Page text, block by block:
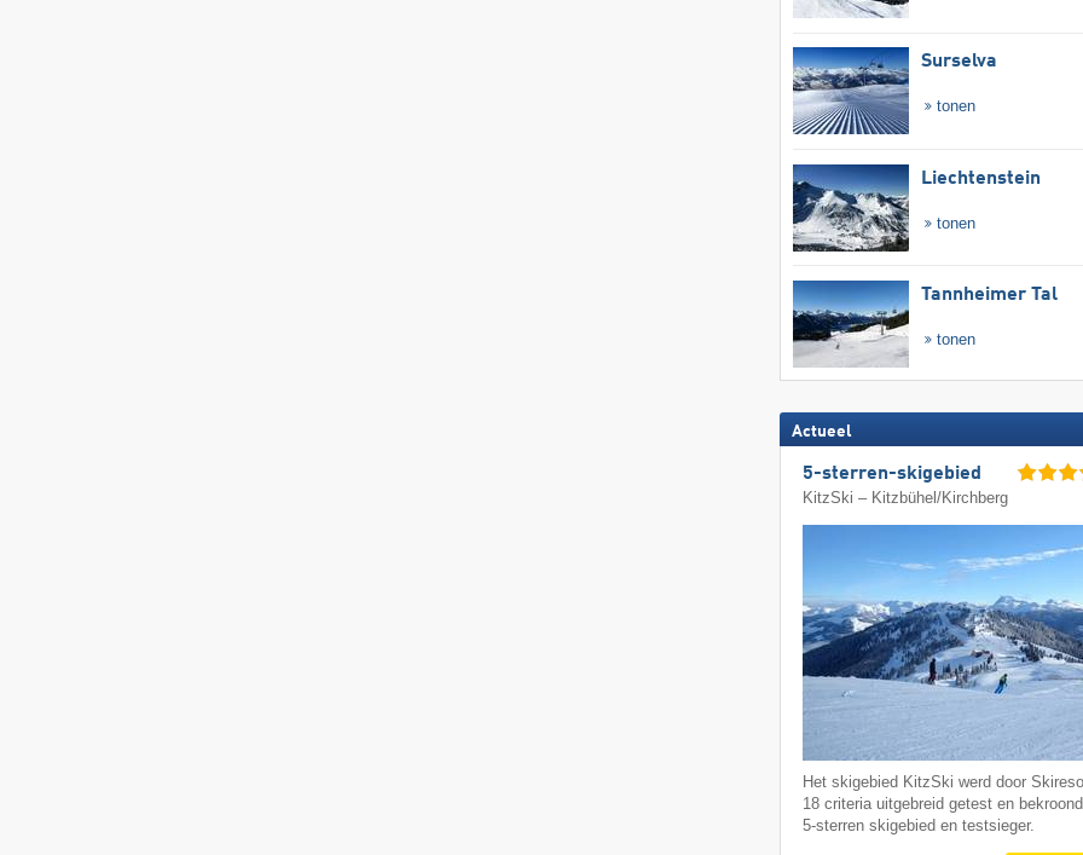
Surselva
tonen
Liechtenstein
tonen
Tannheimer Tal
tonen
Actueel
5-sterren-skigebied
KitzSki – Kitzbühel/​Kirchberg
Het skigebied KitzSki werd door
18 criteria uitgebreid getest en
5-sterren skigebied en testsieger.